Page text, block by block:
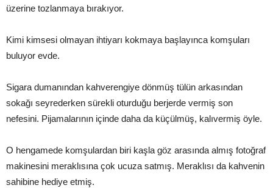
üzerine tozlanmaya bırakıyor.
Kimi kimsesi olmayan ihtiyarı kokmaya başlayınca komşuları
buluyor evde.
Sigara dumanından kahverengiye dönmüş tülün arkasından
sokağı seyrederken sürekli oturduğu berjerde vermiş son
nefesini. Pijamalarının içinde daha da küçülmüş, kalıvermiş öyle.
O hengamede komşulardan biri kaşla göz arasında almış fotoğraf
makinesini meraklısına çok ucuza satmış. Meraklısı da kahvenin
sahibine hediye etmiş.